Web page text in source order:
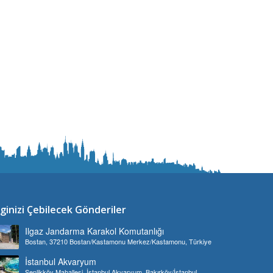
Çebilecek Gönderiler
Ilgaz Jandarma Karakol Komutanlığı
Bostan, 37210 Bostan/Kastamonu Merkez/Kastamonu, Türkiye
İstanbul Akvaryum